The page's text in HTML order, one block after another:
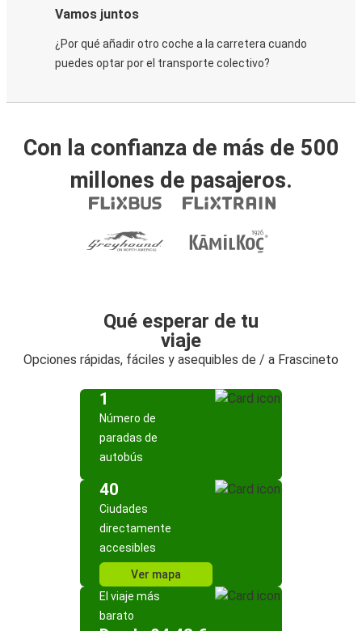
Vamos juntos
¿Por qué añadir otro coche a la carretera cuando
puedes optar por el transporte colectivo?
Con la confianza de más de 500
millones de pasajeros.
Qué esperar de tu
viaje
Opciones rápidas, fáciles y asequibles de / a Frascineto
1
Número de
paradas de
autobús
40
Ciudades
directamente
accesibles
Ver mapa
El viaje más
barato